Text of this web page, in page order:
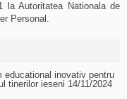
la Autoritatea Nationala de
Personal.
educational inovativ pentru
tinerilor ieseni 14/11/2024